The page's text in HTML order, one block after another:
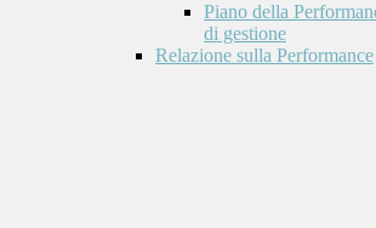
Piano della
di gestione
Relazione sulla Performance